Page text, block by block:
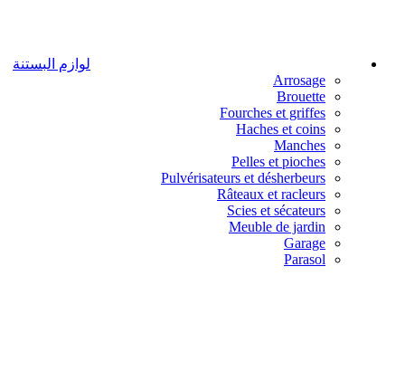
لوازم البستنة
Arrosage
Brouette
Fourches et griffes
Haches et coins
Manches
Pelles et pioches
Pulvérisateurs et désherbeurs
Râteaux et racleurs
Scies et sécateurs
Meuble de jardin
Garage
Parasol